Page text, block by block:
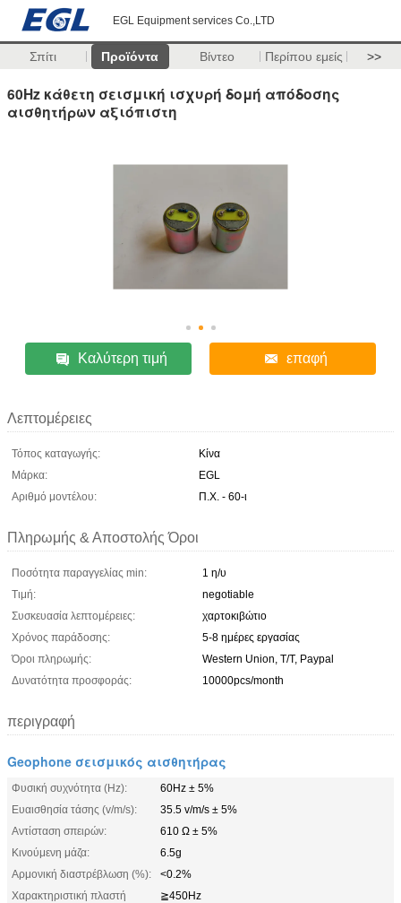
EGL Equipment services Co.,LTD
Σπίτι Προϊόντα Βίντεο Περίπου εμείς >>
60Hz κάθετη σεισμική ισχυρή δομή απόδοσης
αισθητήρων αξιόπιστη
Καλύτερη τιμή επαφή
Λεπτομέρειες
Τόπος καταγωγής:
Κίνα
Μάρκα:
EGL
Αριθμό μοντέλου:
Π.Χ. - 60-ι
Πληρωμής & Αποστολής Όροι
Ποσότητα παραγγελίας min:
1 η/υ
Τιμή:
negotiable
Συσκευασία λεπτομέρειες:
χαρτοκιβώτιο
Χρόνος παράδοσης:
5-8 ημέρες εργασίας
Όροι πληρωμής:
Western Union, T/T, Paypal
Δυνατότητα προσφοράς:
10000pcs/month
περιγραφή
Geophone σεισμικός αισθητήρας
Φυσική συχνότητα (Hz):
60Hz ± 5%
Ευαισθησία τάσης (v/m/s):
35.5 v/m/s ± 5%
Αντίσταση σπειρών:
610 Ω ± 5%
Κινούμενη μάζα:
6.5g
Αρμονική διαστρέβλωση (%):
<0.2%
Χαρακτηριστική πλαστή
≧450Hz